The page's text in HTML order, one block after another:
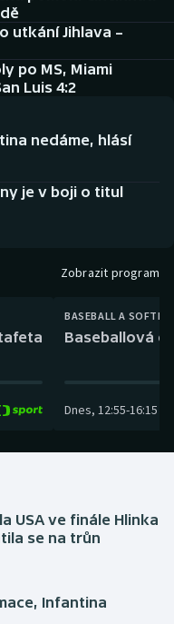
utkání Jihlava –
po MS, Miami
Luis 4:2
nedáme, hlásí
je v boji o titul
Zobrazit program
BASEBALL A
Baseballová
Dnes, 12:55-16:15
USA ve finále Hlinka
se na trůn
Infantina